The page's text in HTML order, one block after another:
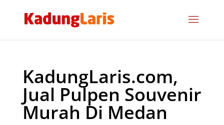
KadungLaris.com,
Jual Pulpen Souvenir
Murah Di Medan